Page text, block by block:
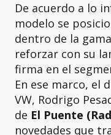
De acuerdo a lo
modelo se
dentro de la
reforzar con su
firma en el
En ese marco, el
VW, Rodrigo
de El Puente
novedades que